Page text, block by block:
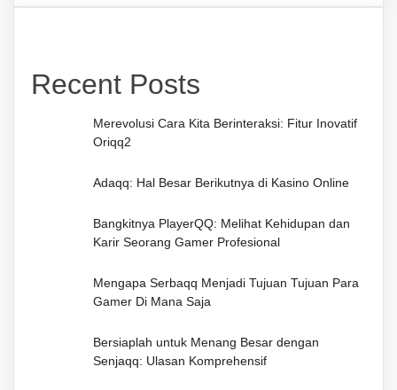
Recent Posts
Merevolusi Cara Kita Berinteraksi: Fitur Inovatif
Oriqq2
Adaqq: Hal Besar Berikutnya di Kasino Online
Bangkitnya PlayerQQ: Melihat Kehidupan dan
Karir Seorang Gamer Profesional
Mengapa Serbaqq Menjadi Tujuan Tujuan Para
Gamer Di Mana Saja
Bersiaplah untuk Menang Besar dengan
Senjaqq: Ulasan Komprehensif